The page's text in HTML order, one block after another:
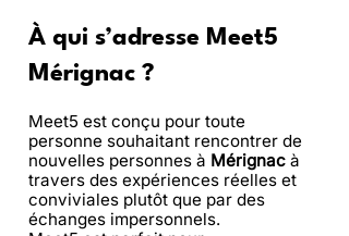
À qui s’adresse Meet5
Mérignac ?
Meet5 est conçu pour toute
personne souhaitant rencontrer de
nouvelles personnes à Mérignac à
travers des expériences réelles et
conviviales plutôt que par des
échanges impersonnels.